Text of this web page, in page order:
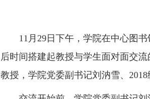
11 月29日下午，学院在中心图
后时间搭建起教授与学生面对面交
教授，学院党委副书记刘汭雪、